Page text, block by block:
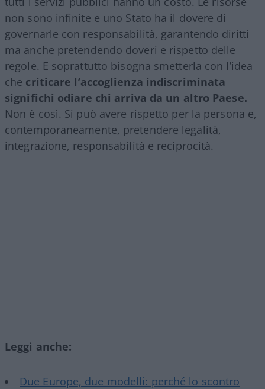
non sono infinite e uno Stato ha il dovere di
governarle con responsabilità, garantendo diritti
ma anche pretendendo doveri e rispetto delle
regole. E soprattutto bisogna smetterla con l’idea
che criticare l’accoglienza indiscriminata
significhi odiare chi arriva da un altro Paese.
Non è così. Si può avere rispetto per la persona e,
contemporaneamente, pretendere legalità,
integrazione, responsabilità e reciprocità.
Leggi anche:
Due Europe, due modelli: perché lo scontro